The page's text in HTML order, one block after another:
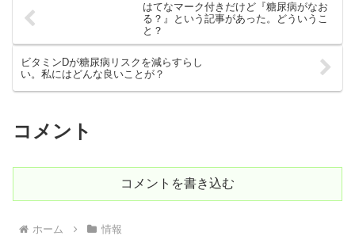
はてなマーク付きだけど『糖尿病がなお
る？』という記事があった。どういうこ
と？
ビタミンDが糖尿病リスクを減らすらし
い。私にはどんな良いことが？
コメント
コメントを書き込む
ホーム 情報